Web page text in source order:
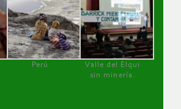
Perú
Valle del Elqui
sin minería.